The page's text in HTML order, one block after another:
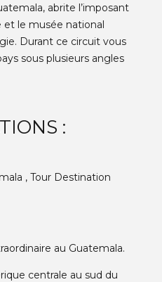
abrite l’imposant
et le musée national
Durant ce circuit vous
sous plusieurs angles
:
, Tour Destination
au Guatemala.
centrale au sud du